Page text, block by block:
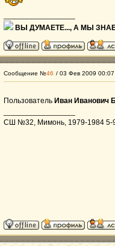
ВЫ ДУМАЕТЕ..., А МЫ
Сообщение №46 / 03 Фев 2009 00:07
Пользователь Иван Иванович
СШ №32, Мимонь, 1979-1984 5-9